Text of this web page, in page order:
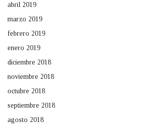
abril 2019
marzo 2019
febrero 2019
enero 2019
diciembre 2018
noviembre 2018
octubre 2018
septiembre 2018
agosto 2018